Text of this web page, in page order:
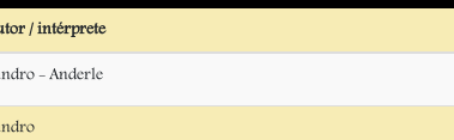
/ intérprete
- Anderle